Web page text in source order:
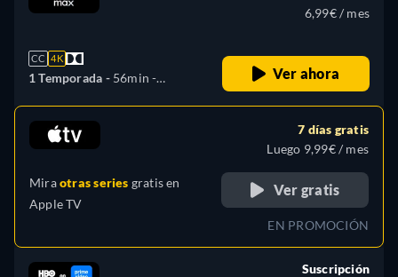
CC 4K
1 Temporada - 56min -
Francés, Húngaro, Polaco,
Eslovaco
6,99€ / mes
Ver ahora
Miraotras series gratis en
Apple TV
7 días gratis
Luego 9,99€ / mes
Ver gratis
EN PROMOCIÓN
Suscripción